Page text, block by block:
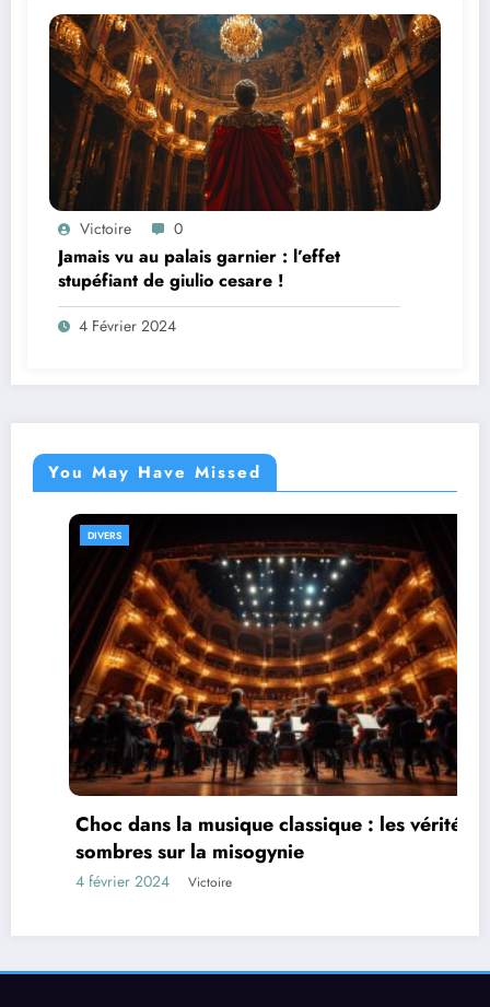
Victoire 0
Jamais vu au palais garnier : l’effet
stupéfiant de giulio cesare !
4 Février 2024
You May Have Missed
Choc dans la musique classique : les vérités
sombres sur la misogynie
4 février 2024 Victoire